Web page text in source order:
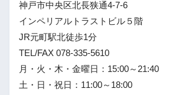
神戸市中央区北長狭通4-7-6
インペリアルトラストビル５階
JR元町駅北徒歩1分
TEL/FAX 078-335-5610
月・火・木・金曜日：15:00～21:40
土・日・祝日：11:00～18:00